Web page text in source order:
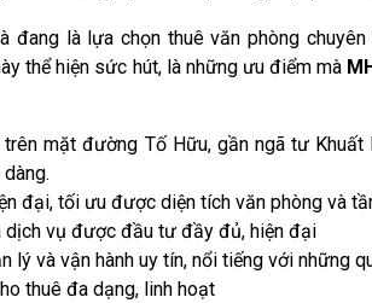
đang là lựa chọn thuê văn phòng
thể hiện sức hút, là những ưu điểm mà
mặt đường Tố Hữu, gần ngã tư
đại, tối ưu được diện tích văn phòng và
dịch vụ được đầu tư đầy đủ, hiện đại
lý và vận hành uy tín, nổi tiếng với những
thuê đa dạng, linh hoạt